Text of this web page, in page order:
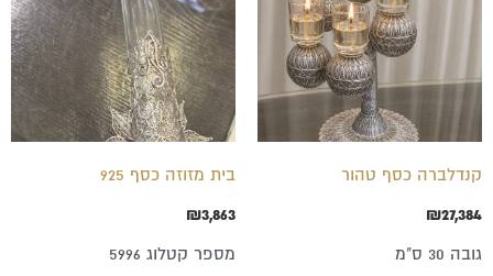
קנדלברה כסף טהור
₪27,384
גובה 30 ס"מ
בית מזוזה כסף 925
₪3,863
מספר קטלוג 5996